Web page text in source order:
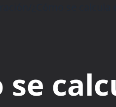
se